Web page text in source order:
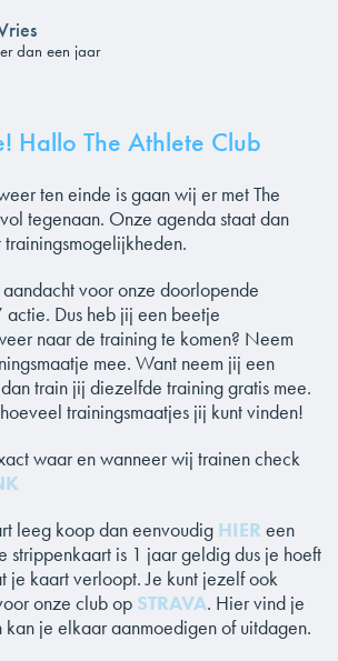
dan een jaar
Hallo The Athlete Club
ten einde is gaan wij er met The
tegenaan. Onze agenda staat dan
voor onze doorlopende
actie. Dus heb jij een beetje
naar de training te komen? Neem
mee. Want neem jij een
train jij diezelfde training gratis mee.
trainingsmaatjes jij kunt vinden!
waar en wanneer wij trainen check
leeg koop dan eenvoudig HIER een
strippenkaart is 1 jaar geldig dus je hoeft
je kaart verloopt. Je kunt jezelf ook
onze club op STRAVA. Hier vind je
kan je elkaar aanmoedigen of uitdagen.